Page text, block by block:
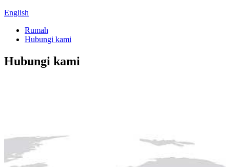
English
Rumah
Hubungi kami
Hubungi kami